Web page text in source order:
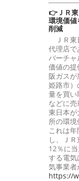
👉ＪＲ
環境価
削減
ＪＲ東
代理店
バーチャ
価値の提
阪ガス
姫路市）
量を買
などに
東日本
所の環境
これは
し、Ｊ
12％に
する電
気事業者
https://